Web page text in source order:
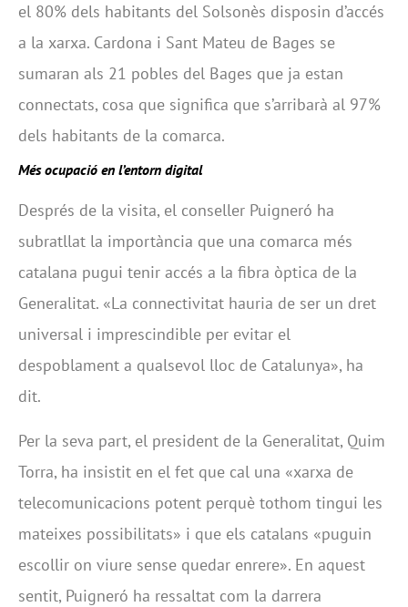
el 80% dels habitants del Solsonès disposin d’accés
a la xarxa. Cardona i Sant Mateu de Bages se
sumaran als 21 pobles del Bages que ja estan
connectats, cosa que significa que s’arribarà al 97%
dels habitants de la comarca.
Més ocupació en l’entorn digital
Després de la visita, el conseller Puigneró ha
subratllat la importància que una comarca més
catalana pugui tenir accés a la fibra òptica de la
Generalitat. «La connectivitat hauria de ser un dret
universal i imprescindible per evitar el
despoblament a qualsevol lloc de Catalunya», ha
dit.
Per la seva part, el president de la Generalitat, Quim
Torra, ha insistit en el fet que cal una «xarxa de
telecomunicacions potent perquè tothom tingui les
mateixes possibilitats» i que els catalans «puguin
escollir on viure sense quedar enrere». En aquest
sentit, Puigneró ha ressaltat com la darrera